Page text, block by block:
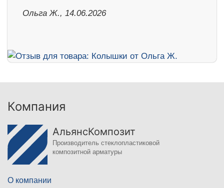
Ольга Ж., 14.06.2026
Компания
АльянсКомпозит
Производитель стеклопластиковой
композитной арматуры
О компании